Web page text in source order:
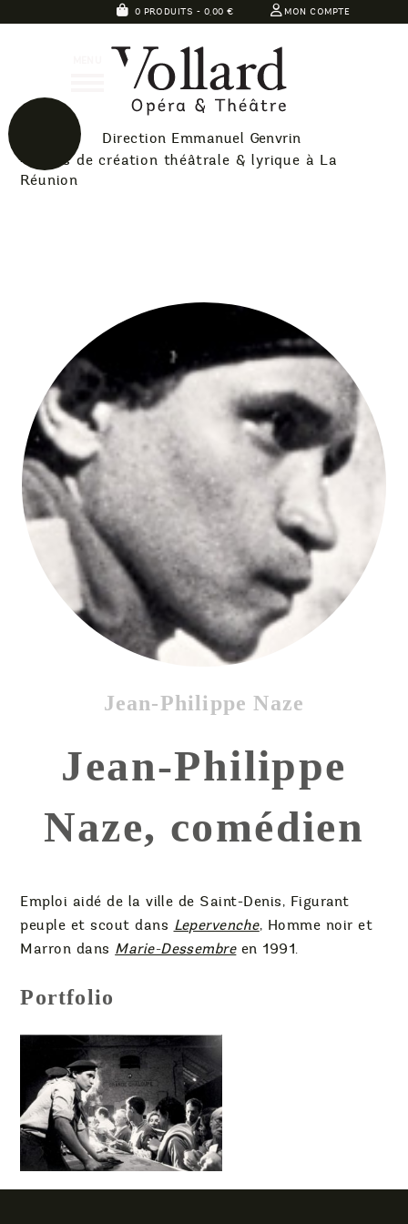
MON COMPTE
0 PRODUITS - 0,00€
Théatre
Vollard
Direction Emmanuel Genvrin
40 ans de création théâtrale & lyrique à La
Réunion
Jean-Philippe Naze
Jean-Philippe
Naze, comédien
Emploi aidé de la ville de Saint-Denis, Figurant
peuple et scout dans Lepervenche, Homme noir et
Marron dans Marie-Dessembreen 1991.
Portfolio